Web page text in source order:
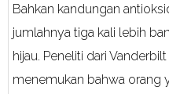
Bahkan kandungan
jumlahnya tiga kali lebih
hijau. Peneliti dari
menemukan bahwa orang